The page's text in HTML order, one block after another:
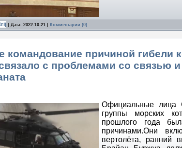
| Дата: 2022-10-21 Комментарии (0)
командование причиной гибели
с проблемами со связью
Официальные лица
группы морских
прошлого года
причинами.Они
вертолёта, ранний